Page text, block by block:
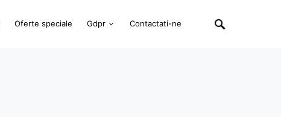
Oferte speciale Gdpr Contactati-ne